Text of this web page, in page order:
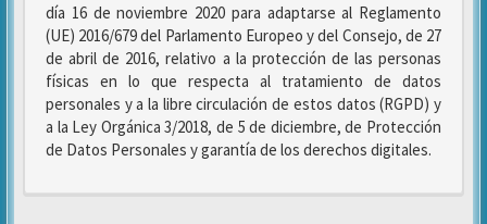
día 16 de noviembre 2020 para adaptarse al Reglamento
(UE) 2016/679 del Parlamento Europeo y del Consejo, de 27
de abril de 2016, relativo a la protección de las personas
físicas en lo que respecta al tratamiento de datos
personales y a la libre circulación de estos datos (RGPD) y
a la Ley Orgánica 3/2018, de 5 de diciembre, de Protección
de Datos Personales y garantía de los derechos digitales.